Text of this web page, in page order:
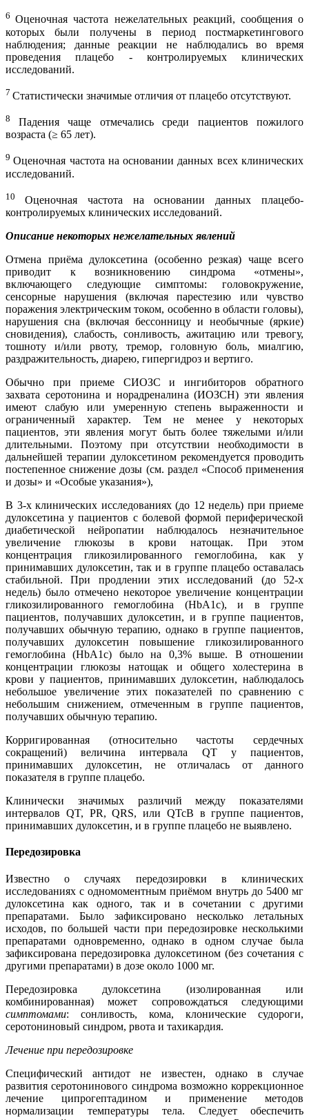
6Оценочная частота нежелательных реакций, сообщения о
которых были получены в период постмаркетингового
наблюдения; данные реакции не наблюдались во время
проведения плацебо - контролируемых клинических
исследований.
7 Статистически значимые отличия от плацебо отсутствуют.
8 Падения чаще отмечались среди пациентов пожилого
возраста (≥ 65 лет).
9Оценочная частота на основании данных всех клинических
исследований.
10 Оценочная частота на основании данных плацебо-
контролируемых клинических исследований.
Описание некоторых нежелательных явлений
Отмена приёма дулоксетина (особенно резкая) чаще всего
приводит к возникновению синдрома «отмены»,
включающего следующие симптомы: головокружение,
сенсорные нарушения (включая парестезию или чувство
поражения электрическим током, особенно в области головы),
нарушения сна (включая бессонницу и необычные (яркие)
сновидения), слабость, сонливость, ажитацию или тревогу,
тошноту и/или рвоту, тремор, головную боль, миалгию,
раздражительность, диарею, гипергидроз и вертиго.
Обычно при приеме СИОЗС и ингибиторов обратного
захвата серотонина и норадреналина (ИОЗСН) эти явления
имеют слабую или умеренную степень выраженности и
ограниченный характер. Тем не менее у некоторых
пациентов, эти явления могут быть более тяжелыми и/или
длительными. Поэтому при отсутствии необходимости в
дальнейшей терапии дулоксетином рекомендуется проводить
постепенное снижение дозы (см. раздел «Способ применения
и дозы» и «Особые указания»),
В 3-х клинических исследованиях (до 12 недель) при приеме
дулоксетина у пациентов с болевой формой периферической
диабетической нейропатии наблюдалось незначительное
увеличение глюкозы в крови натощак. При этом
концентрация гликозилированного гемоглобина, как у
принимавших дулоксетин, так и в группе плацебо оставалась
стабильной. При продлении этих исследований (до 52-х
недель) было отмечено некоторое увеличение концентрации
гликозилированного гемоглобина (HbA1c), и в группе
пациентов, получавших дулоксетин, и в группе пациентов,
получавших обычную терапию, однако в группе пациентов,
получавших дулоксетин повышение гликозилированного
гемоглобина (HbA1c) было на 0,3% выше. В отношении
концентрации глюкозы натощак и общего холестерина в
крови у пациентов, принимавших дулоксетин, наблюдалось
небольшое увеличение этих показателей по сравнению с
небольшим снижением, отмеченным в группе пациентов,
получавших обычную терапию.
Корригированная (относительно частоты сердечных
сокращений) величина интервала QT у пациентов,
принимавших дулоксетин, не отличалась от данного
показателя в группе плацебо.
Клинически значимых различий между показателями
интервалов QT, PR, QRS, или QTcB в группе пациентов,
принимавших дулоксетин, и в группе плацебо не выявлено.
Передозировка
Известно о случаях передозировки в клинических
исследованиях с одномоментным приёмом внутрь до 5400 мг
дулоксетина как одного, так и в сочетании с другими
препаратами. Было зафиксировано несколько летальных
исходов, по большей части при передозировке несколькими
препаратами одновременно, однако в одном случае была
зафиксирована передозировка дулоксетином (без сочетания с
другими препаратами) в дозе около 1000 мг.
Передозировка дулоксетина (изолированная или
комбинированная) может сопровождаться следующими
симптомами: сонливость, кома, клонические судороги,
серотониновый синдром, рвота и тахикардия.
Лечение при передозировке
Специфический антидот не известен, однако в случае
развития серотонинового синдрома возможно коррекционное
лечение ципрогептадином и применение методов
нормализации температуры тела. Следует обеспечить